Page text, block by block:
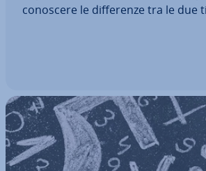
conoscere le dif­fe­ren­ze tra le due